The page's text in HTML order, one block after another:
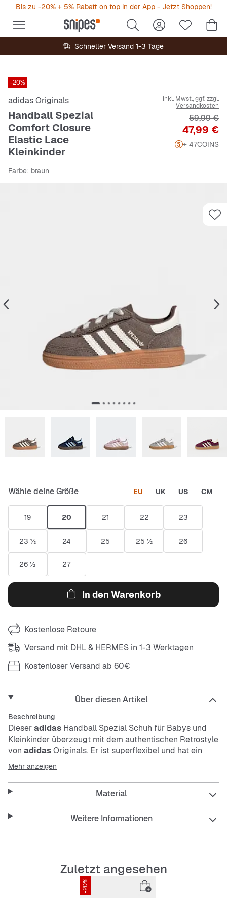
Bis zu -20% + 5% Rabatt on top in der App - Jetzt Shoppen!
Schneller Versand 1-3 Tage
-20%
adidas Originals
Handball Spezial
Comfort Closure
Elastic Lace
Kleinkinder
inkl. Mwst., ggf. zzgl.
Versandkosten
Preis
47,99 €
59,99 €
+ 47COINS
Farbe: braun
Wähle deine Größe EU UK US CM
19 20 21 22 23
23 ½ 24 25 25 ½ 26
26 ½ 27
In den Warenkorb
Kostenlose Retoure
Versand mit DHL & HERMES in 1-3 Werktagen
Kostenloser Versand ab 60€
Über diesen Artikel
Beschreibung
Dieseradidas Handball Spezial Schuh für Babys und
Kleinkinder überzeugt mit dem authentischen Retrostyle
von adidasOriginals. Er ist superflexibel und hat ein
weiches, geschmeidiges Obermaterial aus Wildleder,
das bequem ist und dem Alltag standhält. Die
elastischen Schnürsenkel ermöglichen ein einfaches An-
und Ausziehen. Hol dir unverkennbaren
Vintage-
Vibe, der auch bei der nächsten Generation der
Trendsetter_innen ein Lächeln ins Gesicht zaubert.
Elastische Schnürsenkel
Obermaterial aus Wildleder
Synthetikfutter
Mehr anzeigen
Material
Weitere Informationen
Zuletzt angesehen
-20%